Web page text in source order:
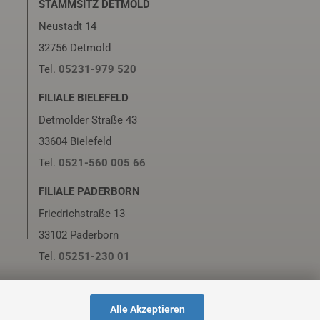
Alle Akzeptieren
STAMMSITZ DETMOLD
Neustadt 14
32756 Detmold
Tel. 05231-979 520
FILIALE BIELEFELD
Detmolder Straße 43
33604 Bielefeld
Tel. 0521-560 005 66
FILIALE PADERBORN
Friedrichstraße 13
33102 Paderborn
Tel. 05251-230 01